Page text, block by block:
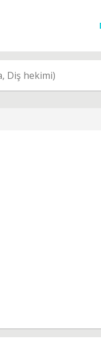
Diş hekimi)